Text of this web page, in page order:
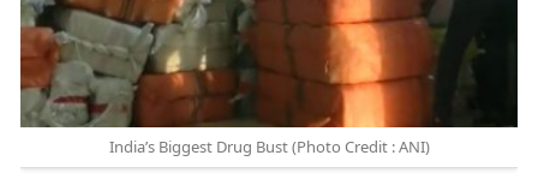
India’s Biggest Drug Bust (Photo Credit : ANI)